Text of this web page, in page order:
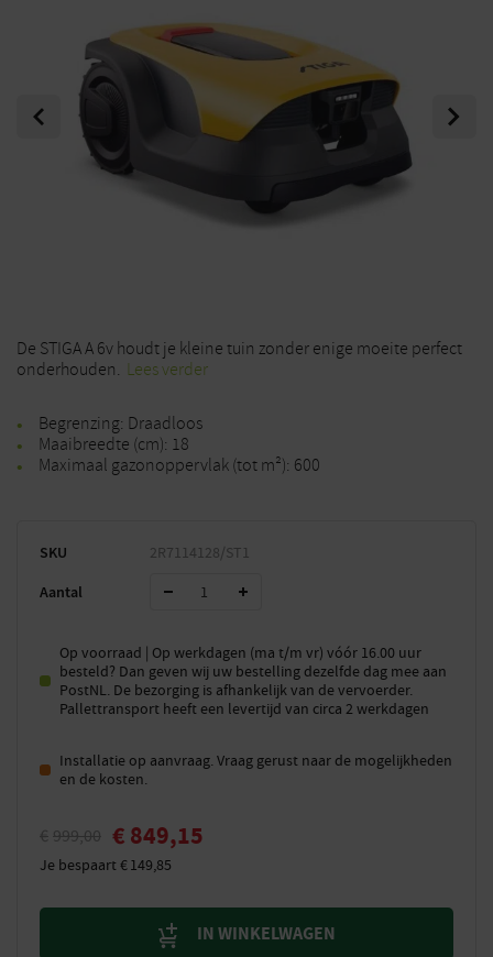
Previous Next
De STIGA A 6v houdt je kleine tuin zonder enige moeite perfect
onderhouden. Lees verder
Begrenzing: Draadloos
Maaibreedte (cm): 18
Maximaal gazonoppervlak (tot m²): 600
SKU 2R7114128/ST1
Aantal
Op voorraad | Op werkdagen (ma t/m vr) vóór 16.00 uur
besteld? Dan geven wij uw bestelling dezelfde dag mee aan
PostNL. De bezorging is afhankelijk van de vervoerder.
Pallettransport heeft een levertijd van circa 2 werkdagen
Installatie op aanvraag. Vraag gerust naar de mogelijkheden
en de kosten.
€ 999,00 € 849,15
Je bespaart€149,85
IN WINKELWAGEN